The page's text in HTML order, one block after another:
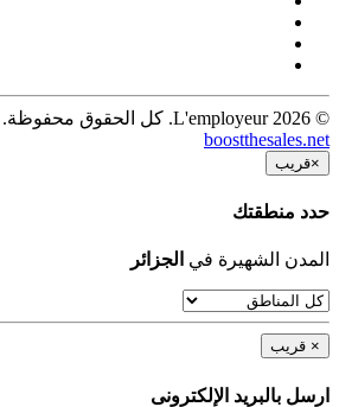
© 2026 L'employeur. كل الحقوق محفوظة. مشغل بواسطة
boostthesales.net
×قريب
حدد منطقتك
المدن الشهيرة في الجزائر
× قريب
ارسل بالبريد الإلكترونى